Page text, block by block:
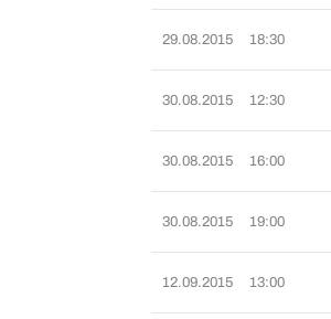
29.08.2015 18:30
30.08.2015 12:30
30.08.2015 16:00
30.08.2015 19:00
12.09.2015 13:00